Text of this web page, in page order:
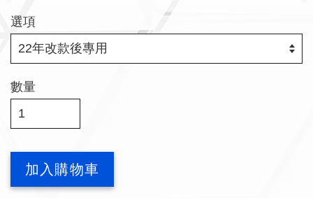
選項
數量
加入購物車